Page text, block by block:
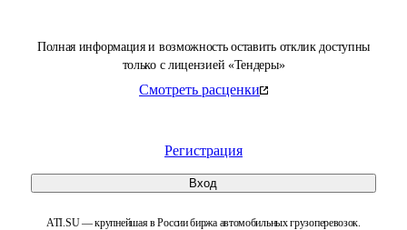
Полная информация и возможность оставить отклик доступны
только с лицензией «Тендеры»
Смотреть расценки
Регистрация
Вход
ATI.SU — крупнейшая в России биржа автомобильных грузоперевозок.